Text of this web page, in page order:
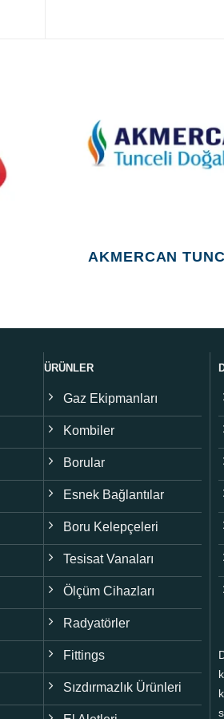
AKMERCAN
ÜRÜNLER
Gaz Ekipmanları
Kombiler
Borular
Esnek Bağlantılar
Boru Kelepçeleri
Tesisat Vanaları
Ölçüm Cihazları
Radyatörler
Fittings
Sızdırmazlık Ürünleri